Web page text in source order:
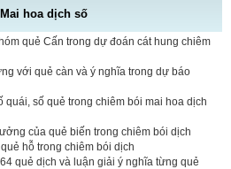
hoa dịch số
quẻ Cấn trong dự đoán cát hung chiêm
với quẻ càn và ý nghĩa trong dự báo
quái, số quẻ trong chiêm bói mai hoa dịch
của quẻ biến trong chiêm bói dịch
hỗ trong chiêm bói dịch
quẻ dịch và luận giải ý nghĩa từng quẻ